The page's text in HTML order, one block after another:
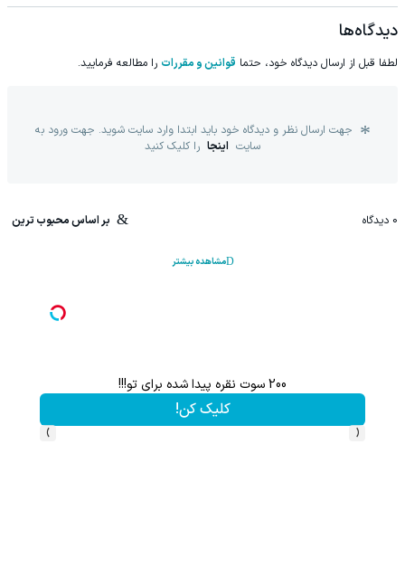
دیدگاه‌ها
لطفا قبل از ارسال دیدگاه خود، حتما قوانین و مقررات را مطالعه فرمایید.
جهت ارسال نظر و دیدگاه خود باید ابتدا وارد سایت شوید. جهت ورود به
سایت اینجا را کلیک کنید
0 دیدگاه بر اساس محبوب ترین
مشاهده بیشتر
200 سوت نقره پیدا شده برای تو!!!
کلیک کن!
‹
›